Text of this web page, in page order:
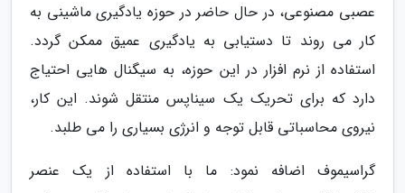
عصبی مصنوعی، در حال حاضر در حوزه یادگیری ماشینی به
کار می روند تا دستیابی به یادگیری عمیق ممکن گردد.
استفاده از نرم افزار در این حوزه، به سیگنال هایی احتیاج
دارد که برای تحریک یک سیناپس منتقل شوند. این کار،
نیروی محاسباتی قابل توجه و انرژی بسیاری را می طلبد.
گراسیموف اضافه نمود: ما با استفاده از یک عنصر